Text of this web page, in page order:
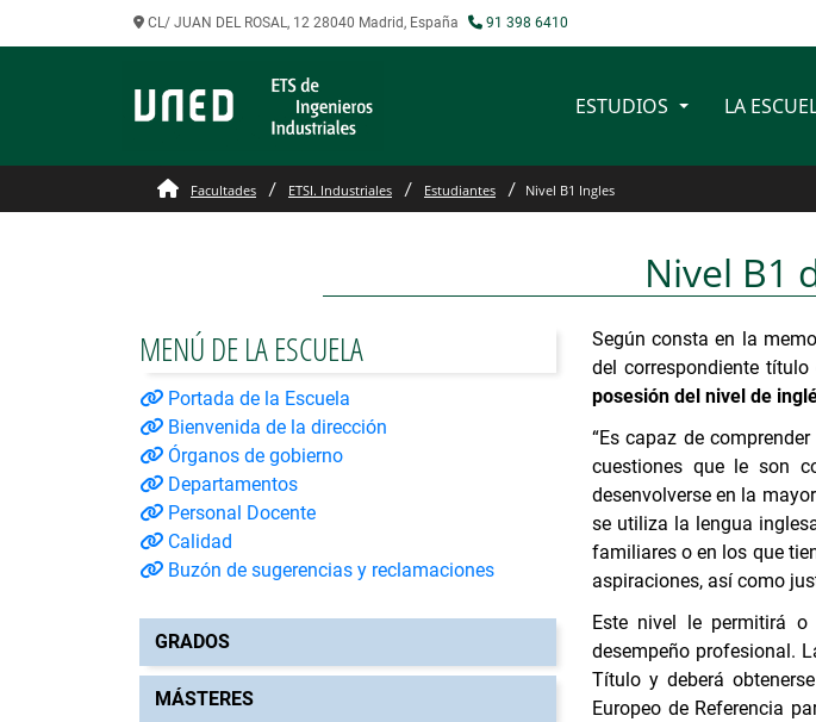
CL/ JUAN DEL ROSAL, 12 28040 Madrid, España 91 398 6410
ESTUDIOS LA
Nivel B1 Ingles ETSI. Industriales
Facultades ETSI. Industriales Estudiantes Nivel B1 Ingles
Nivel B1
MENÚ DE LA ESCUELA
Portada de la Escuela
Bienvenida de la dirección
Órganos de gobierno
Departamentos
Personal Docente
Calidad
Buzón de sugerencias y reclamaciones
GRADOS
MÁSTERES
Según consta en la
del correspondiente
posesión del nivel de
“Es capaz de
cuestiones que le son
desenvolverse en la
se utiliza la lengua
familiares o en los que
aspiraciones, así como
Este nivel le permitirá
desempeño profesional.
Título y deberá
Europeo de Referencia